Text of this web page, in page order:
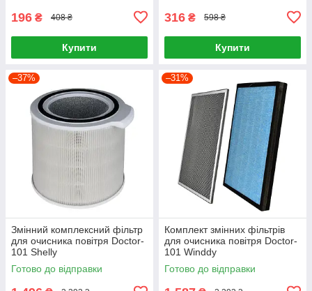
196 ₴ 408 ₴
Купити
316 ₴ 598 ₴
Купити
–37%
Змінний комплексний фільтр
для очисника повітря Doctor-
101 Shelly
Готово до відправки
–31%
Комплект змінних фільтрів
для очисника повітря Doctor-
101 Winddy
Готово до відправки